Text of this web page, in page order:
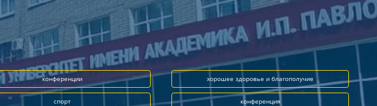
конференции хорошее здоровье и благополучие
спорт конференция